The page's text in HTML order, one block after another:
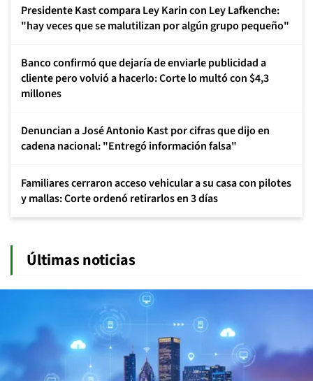
Presidente Kast compara Ley Karin con Ley Lafkenche:
"hay veces que se malutilizan por algún grupo pequeño"
Banco confirmó que dejaría de enviarle publicidad a
cliente pero volvió a hacerlo: Corte lo multó con $4,3
millones
Denuncian a José Antonio Kast por cifras que dijo en
cadena nacional: "Entregó información falsa"
Familiares cerraron acceso vehicular a su casa con pilotes
y mallas: Corte ordenó retirarlos en 3 días
Últimas noticias